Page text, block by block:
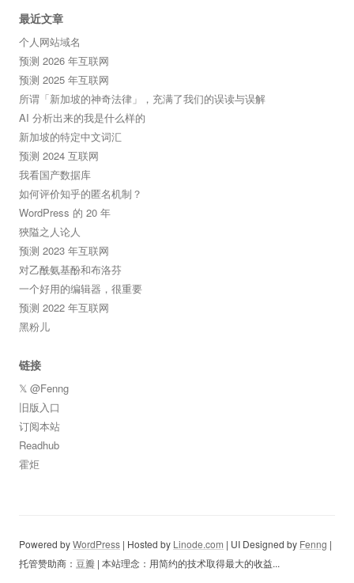
最近文章
个人网站域名
预测 2026 年互联网
预测 2025 年互联网
所谓「新加坡的神奇法律」，充满了我们的误读与误解
AI 分析出来的我是什么样的
新加坡的特定中文词汇
预测 2024 互联网
我看国产数据库
如何评价知乎的匿名机制？
WordPress 的 20 年
狹隘之人论人
预测 2023 年互联网
对乙酰氨基酚和布洛芬
一个好用的编辑器，很重要
预测 2022 年互联网
黑粉儿
链接
𝕏 @Fenng
旧版入口
订阅本站
Readhub
霍炬
Powered byWordPress | Hosted by Linode.com | UI Designed by Fenng |
托管赞助商： 豆瓣 | 本站理念：用简约的技术取得最大的收益...